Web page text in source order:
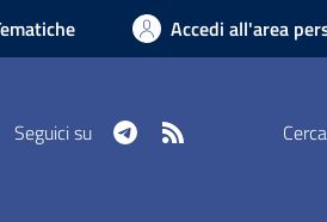
Accedi all'area
Seguici su Telegram Cerca